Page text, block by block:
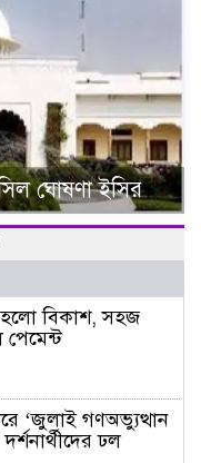
ঘোষণা ইসির
বিকাশ, সহজ
‘জুলাই গণঅভ্যুত্থান
ঢল